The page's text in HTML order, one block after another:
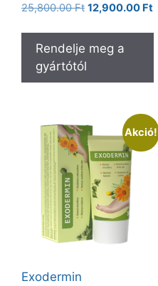
25,800.00Ft Original
was:
25,800.00 Ft.
12,900.00 Ft
is:
Rendelje meg a
gyártótól
Akció!
Exodermin